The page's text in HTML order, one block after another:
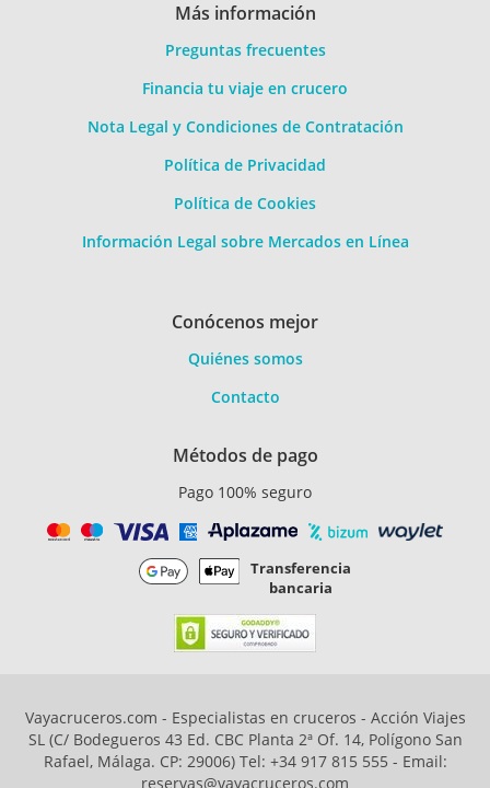
Más información
Preguntas frecuentes
Financia tu viaje en crucero
Nota Legal y Condiciones de Contratación
Política de Privacidad
Política de Cookies
Información Legal sobre Mercados en Línea
Conócenos mejor
Quiénes somos
Contacto
Métodos de pago
Pago 100% seguro
Transferencia
bancaria
Vayacruceros.com - Especialistas en cruceros - Acción Viajes
SL (C/ Bodegueros 43 Ed. CBC Planta 2ª Of. 14, Polígono San
Rafael, Málaga. CP: 29006) Tel: +34 917 815 555 - Email:
reservas@vayacruceros.com